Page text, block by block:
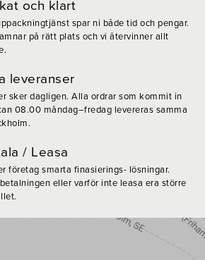
och klart
spar ni både tid och pengar.
på rätt plats och vi återvinner allt
leveranser
sker dagligen. Alla ordrar som kommit in
08.00 måndag–fredag levereras samma
/ Leasa
företag smarta finasierings- lösningar.
eller varför inte leasa era större